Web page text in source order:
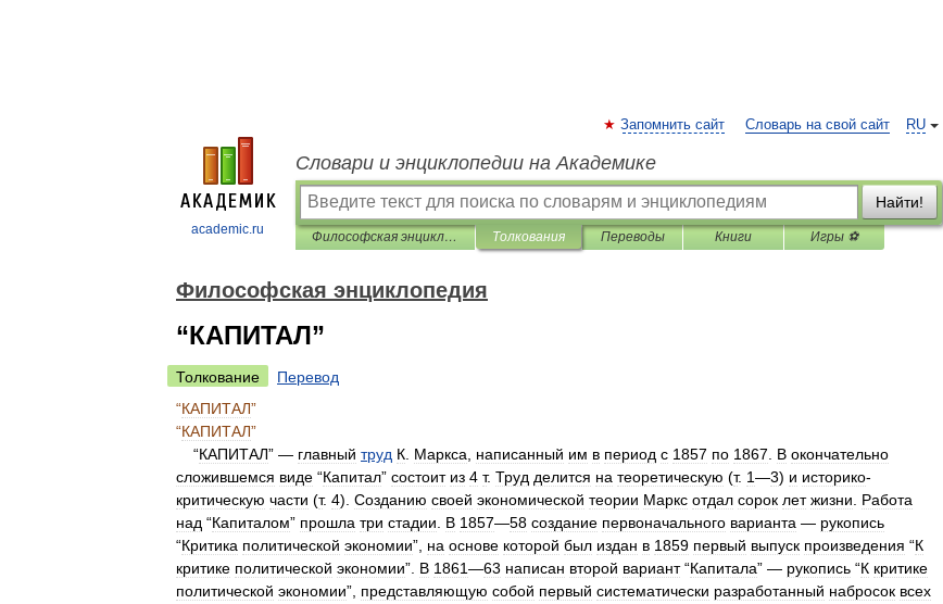
academic.ru
RU
Запомнить сайт Словарь на свой сайт
Словари и энциклопедии на Академике
Найти!
Философская энциклопедия Толкования Переводы Книги Игры ⚽
Философская энциклопедия
“КАПИТАЛ”
Толкование
Перевод
“КАПИТАЛ”
“КАПИТАЛ”
“КАПИТАЛ” — главный труд К Маркса написанный им в период с 1857 по 1867 В окончательно
сложившемся виде “Капитал” состоит из 4 т. Труд делится на теоретическую (т. 1—3) и историко-
критическую части (т. 4). Созданию своей экономической теории Маркс отдал сорок лет жизни
Работа
над “Капиталом” прошла три стадии В 1857—58 создание первоначального варианта — рукопись
“Критика политической экономии”, на основе которой был издан в 1859 первый выпуск произведения “К
критике политической экономии”. В 1861—63 написан второй вариант“Капитала” — рукопись “К критике
политической экономии”, представляющую собой первый систематически разработанный набросок всех